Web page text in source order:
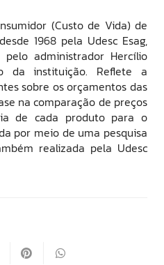
(Custo de Vida) de
1968 pela Udesc Esag,
administrador Hercílio
da instituição. Reflete a
sobre os orçamentos das
na comparação de preços
de cada produto para o
por meio de uma pesquisa
realizada pela Udesc